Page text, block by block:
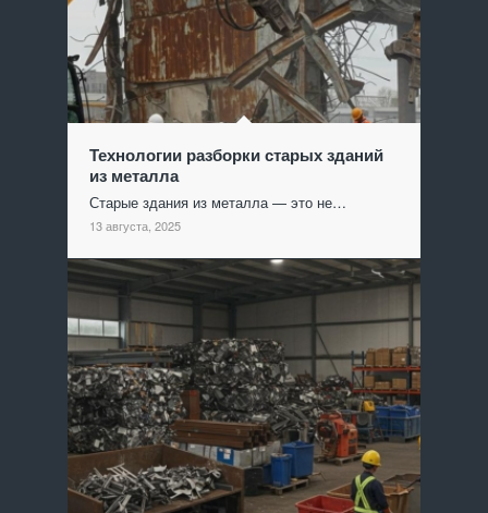
Технологии разборки старых зданий
из металла
Старые здания из металла — это не…
13 августа, 2025